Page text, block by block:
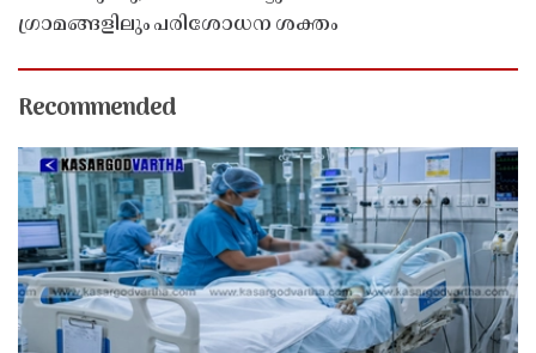
ഗ്രാമങ്ങളിലും പരിശോധന ശക്തം
Recommended